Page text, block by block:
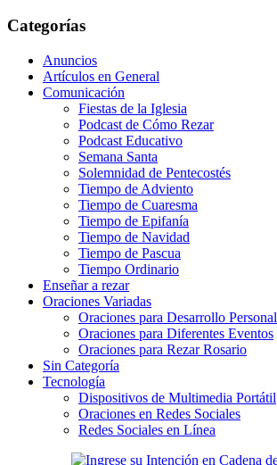
Categorías
Anuncios
Artículos en General
Comunicación
Fiestas de la Iglesia
Podcast de Cómo Rezar
Podcast Educativo
Semana Santa
Solemnidad de Pentecostés
Tiempo de Adviento
Tiempo de Cuaresma
Tiempo de Epifanía
Tiempo de Navidad
Tiempo de Pascua
Tiempo Ordinario
Enseñar a rezar
Oraciones Variadas
Oraciones para Desarrollo Personal
Oraciones para Diferentes Eventos
Oraciones para Rezar Rosario
Sin Categoría
Tecnología
Dispositivos de Multimedia Portátil
Oraciones en Redes Sociales
Redes Sociales en Línea